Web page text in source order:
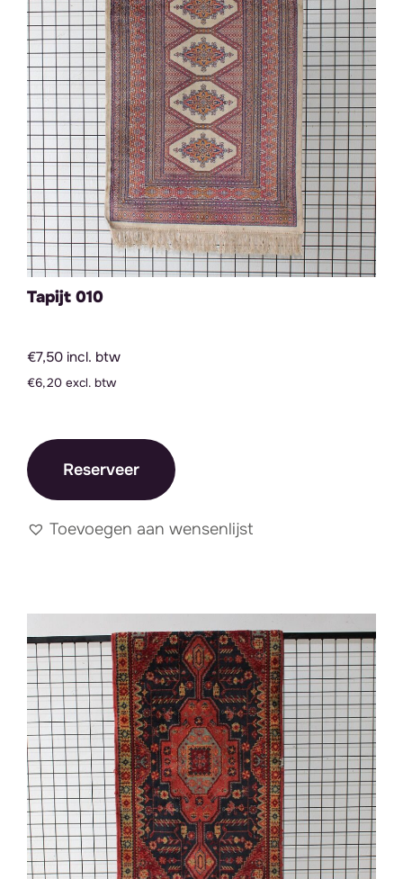
Tapijt 010
€7,50 incl. btw
€6,20 excl. btw
Reserveer
Toevoegen aan wensenlijst